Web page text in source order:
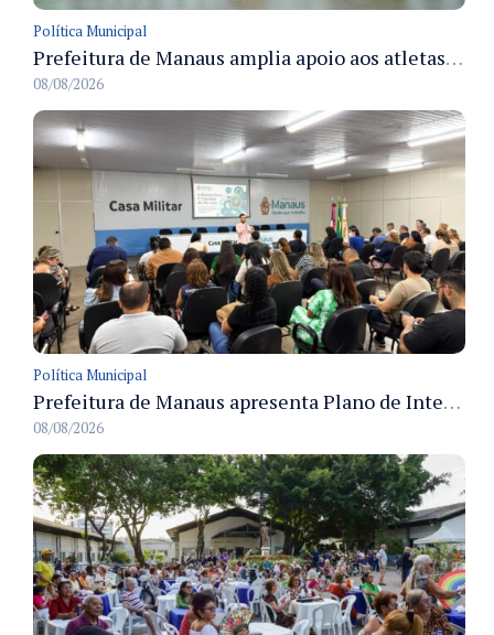
Política Municipal
Prefeitura de Manaus amplia apoio aos atletas de 100 para 150 beneficiados a partir do próximo ano
08/08/2026
Política Municipal
Prefeitura de Manaus apresenta Plano de Integridade da CGM e qualifica servidores para governança e conformidade no biênio 2027-2028
08/08/2026